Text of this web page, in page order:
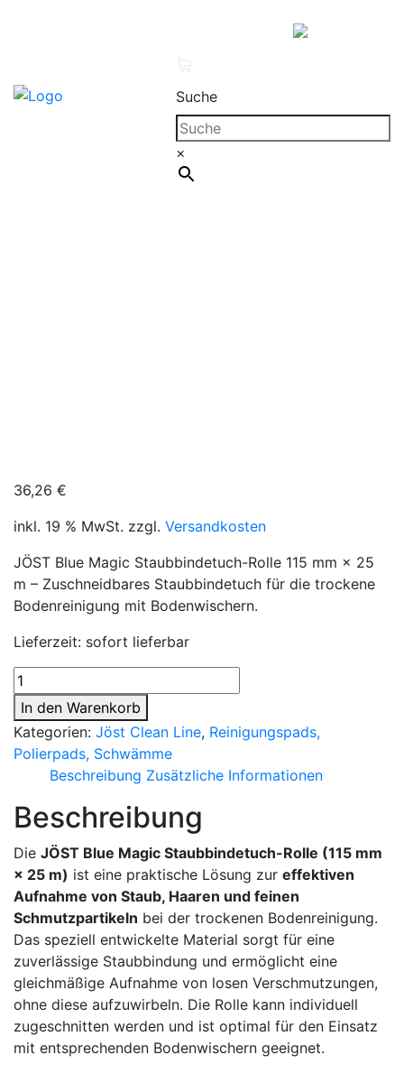
Suche
×
36,26 €
inkl. 19 % MwSt. zzgl. Versandkosten
JÖST Blue Magic Staubbindetuch-Rolle 115 mm × 25
m – Zuschneidbares Staubbindetuch für die trockene
Bodenreinigung mit Bodenwischern.
Lieferzeit: sofort lieferbar
JÖST
Blue
Magic
Staubbindetuch-
Rolle
mm
×
25
m
–
Für
Bodenwischer
Menge
In den Warenkorb
Kategorien: Jöst Clean Line, Reinigungspads,
Polierpads, Schwämme
Beschreibung Zusätzliche Informationen
Beschreibung
Die JÖST Blue Magic Staubbindetuch-Rolle (115 mm
× 25 m) ist eine praktische Lösung zur effektiven
Aufnahme von Staub, Haaren und feinen
Schmutzpartikeln bei der trockenen Bodenreinigung.
Das speziell entwickelte Material sorgt für eine
zuverlässige Staubbindung und ermöglicht eine
gleichmäßige Aufnahme von losen Verschmutzungen,
ohne diese aufzuwirbeln. Die Rolle kann individuell
zugeschnitten werden und ist optimal für den Einsatz
mit entsprechenden Bodenwischern geeignet.